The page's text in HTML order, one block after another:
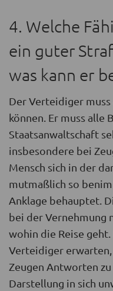
4. Welche
ein guter
was kann er
Der Verteidiger
können. Er muss alle
Staatsanwaltschaft
insbesondere bei
Mensch sich in der
mutmaßlich so
Anklage behauptet.
bei der Vernehmung
wohin die Reise
Verteidiger
Zeugen Antworten
Darstellung in sich